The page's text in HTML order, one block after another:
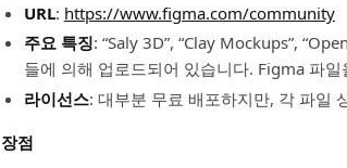
URL: https://www.figma.com/community
주요 특징: “Saly 3D”, “Clay Mockups”,
들에 의해 업로드되어 있습니다. Figma 파
라이선스: 대부분 무료 배포하지만, 각 파일
장점